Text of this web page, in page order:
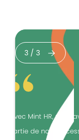
3 /3
"Avec Mint HR,
partie de nos